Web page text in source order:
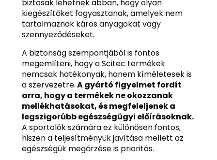
biztosak lehetnek abban, hogy olyan
kiegészítőket fogyasztanak, amelyek nem
tartalmaznak káros anyagokat vagy
szennyeződéseket.
A biztonság szempontjából is fontos
megemlíteni, hogy a Scitec termékek
nemcsak hatékonyak, hanem kíméletesek is
a szervezetre.A gyártó figyelmet fordít
arra, hogy a termékek ne okozzanak
mellékhatásokat, és megfeleljenek a
legszigorúbb egészségügyi előírásoknak.
A sportolók számára ez különösen fontos,
hiszen a teljesítményük javítása mellett az
egészségük megőrzése is prioritás.